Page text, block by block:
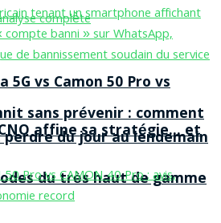
5G vs Camon 50 Pro vs
affine sa stratégie… et
du très haut de gamme
sans prévenir : comment
du jour au lendemain